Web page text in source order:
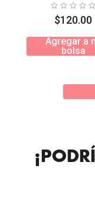
$120.00
Agregar a
bolsa